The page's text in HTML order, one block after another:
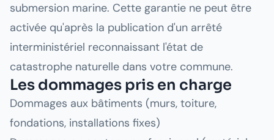
submersion marine. Cette garantie ne peut être
activée qu'après la publication d'un arrêté
interministériel reconnaissant l'état de
catastrophe naturelle dans votre commune.
Les dommages pris en charge
Dommages aux bâtiments (murs, toiture,
fondations, installations fixes)